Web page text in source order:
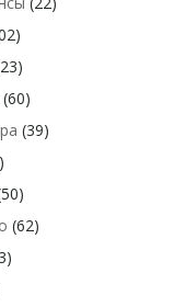
(60)
(39)
(62)